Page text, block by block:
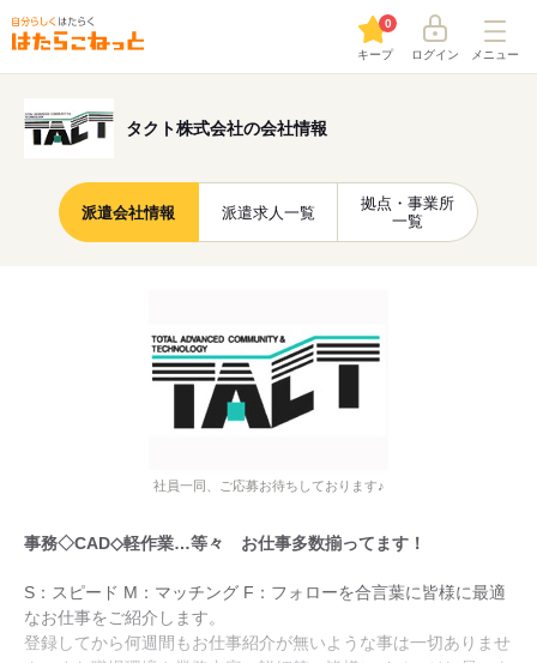
キープ
0
ログイン メニュー
タクト株式会社の会社情報
派遣会社情報 派遣求人一覧
拠点・事業所
一覧
社員一同、ご応募お待ちしております♪
事務◇CAD◇軽作業…等々 お仕事多数揃ってます！
S：スピード M：マッチング F：フォローを合言葉に皆様に最適
なお仕事をご紹介します。
登録してから何週間もお仕事紹介が無いような事は一切ありませ